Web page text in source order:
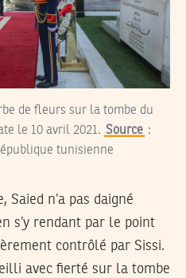
de fleurs sur la tombe du
le 10 avril 2021. Source :
tunisienne
Saied n’a pas daigné
s’y rendant par le point
contrôlé par Sissi.
avec fierté sur la tombe